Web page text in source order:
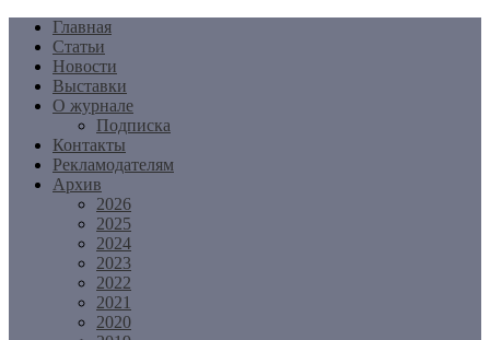
Перейти
содержимому
Главная
Статьи
Новости
Выставки
О журнале
Подписка
Контакты
Рекламодателям
Архив
2026
2025
2024
2023
2022
2021
2020